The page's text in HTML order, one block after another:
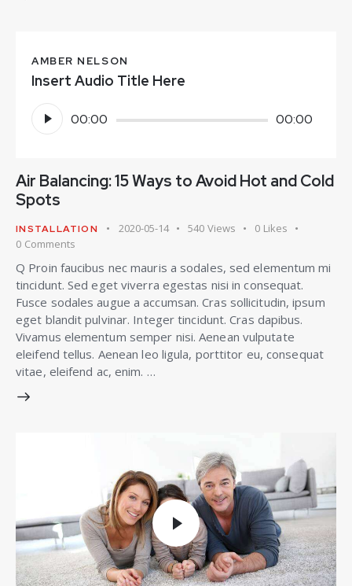
AMBER NELSON
Insert Audio Title Here
Reprodutor
de
áudio
00:00 00:00
Air Balancing: 15 Ways to Avoid Hot and Cold
Spots
INSTALLATION 2020-05-14 540 Views 0 Likes
0 Comments
Q Proin faucibus nec mauris a sodales, sed elementum mi
tincidunt. Sed eget viverra egestas nisi in consequat.
Fusce sodales augue a accumsan. Cras sollicitudin, ipsum
eget blandit pulvinar. Integer tincidunt. Cras dapibus.
Vivamus elementum semper nisi. Aenean vulputate
eleifend tellus. Aenean leo ligula, porttitor eu, consequat
vitae, eleifend ac, enim. …